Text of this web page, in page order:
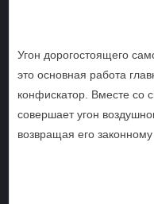
Угон дорогостоящего
это основная работа
конфискатор. Вместе со
совершает угон
возвращая его